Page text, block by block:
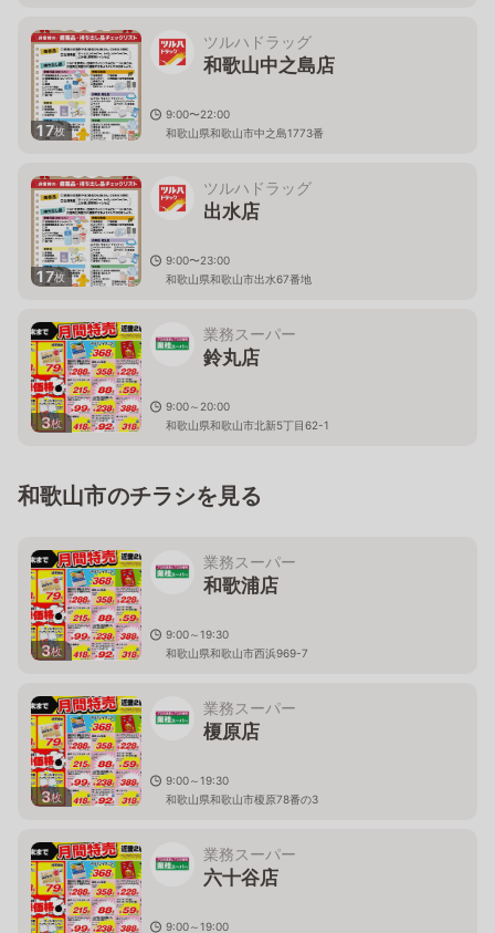
17枚
ツルハドラッグ
和歌山中之島店
9:00〜22:00
和歌山県和歌山市中之島1773番
17枚
ツルハドラッグ
出水店
9:00〜23:00
和歌山県和歌山市出水67番地
3枚
業務スーパー
鈴丸店
9:00～20:00
和歌山県和歌山市北新5丁目62-1
和歌山市のチラシを見る
3枚
業務スーパー
和歌浦店
9:00～19:30
和歌山県和歌山市西浜969-7
3枚
業務スーパー
榎原店
9:00～19:30
和歌山県和歌山市榎原78番の3
業務スーパー
六十谷店
9:00～19:00